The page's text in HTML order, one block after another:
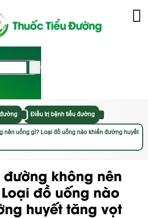
Điều trị bệnh tiểu đường
nên uống gì? Loại đồ uống nào khiến đường huyết
đường không nên
đồ uống nào
huyết tăng vọt